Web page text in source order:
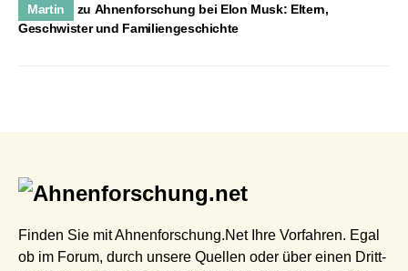
Martin zu Ahnenforschung bei Elon Musk: Eltern,
Geschwister und Familiengeschichte
Finden Sie mit Ahnenforschung.Net Ihre Vorfahren. Egal
ob im Forum, durch unsere Quellen oder über einen Dritt-